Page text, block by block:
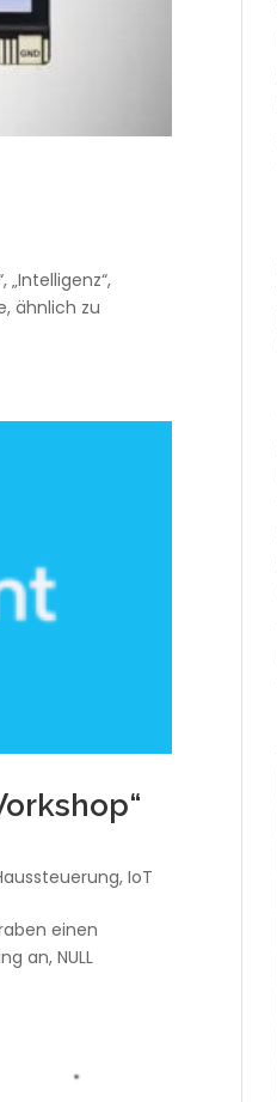
ähnlich zu
,IoT
einen
an, NULL